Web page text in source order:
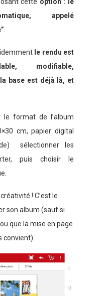
appelé
le rendu est
modifiable,
base est déjà là, et
le format de l’album
cm, papier digital
sélectionner les
puis choisir le
! C’est le
son album (sauf si
que la mise en page
convient).